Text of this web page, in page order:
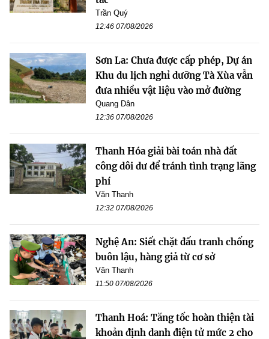
Trần Quý
12:46 07/08/2026
Sơn La: Chưa được cấp phép, Dự án
Khu du lịch nghỉ dưỡng Tà Xùa vẫn
đưa nhiều vật liệu vào mở đường
Quang Dân
12:36 07/08/2026
Thanh Hóa giải bài toán nhà đất
công dôi dư để tránh tình trạng lãng
phí
Văn Thanh
12:32 07/08/2026
Nghệ An: Siết chặt đấu tranh chống
buôn lậu, hàng giả từ cơ sở
Văn Thanh
11:50 07/08/2026
Thanh Hoá: Tăng tốc hoàn thiện tài
khoản định danh điện tử mức 2 cho